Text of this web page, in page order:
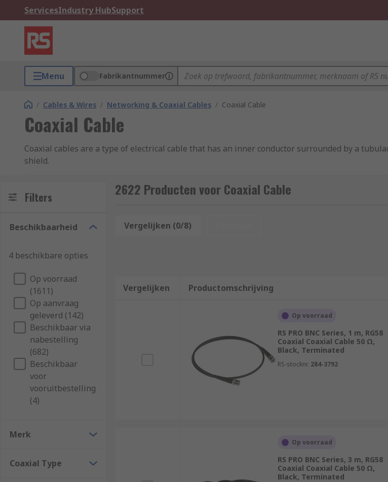
ServicesIndustry HubSupport
Menu Fabrikantnummer
/ Cables & Wires / Networking & Coaxial Cables / Coaxial Cable
Coaxial Cable
Coaxial cables are a type of electrical cable that has an inner conductor surrounded by a
shield.
Coax cables are durable, easy to install and are designed to carry signals over long distances.
Coaxial Cable Applications
Its applications include feedlines connecting radio transmitters and receivers with their
(S/PDIF), and distributing cable television signals. For detailed information about their uses
recommend you read our bespoke
Filters
Beschikbaarheid
4 beschikbare opties
Op voorraad
(1611)
Op aanvraag
geleverd (142)
Beschikbaar via
nabestelling
(682)
Beschikbaar
voor
vooruitbestelling
(4)
Merk
Coaxial Type
2622 Producten voor Coaxial Cable
Vergelijken (0/8)
Vergelijken Productomschrijving
Op voorraad
RS PRO BNC Series, 1 m, RG58
Coaxial Coaxial Cable 50 Ω,
Black, Terminated
RS-stocknr. 284-3792
Op voorraad
RS PRO BNC Series, 3 m, RG58
Coaxial Coaxial Cable 50 Ω,
Black, Terminated